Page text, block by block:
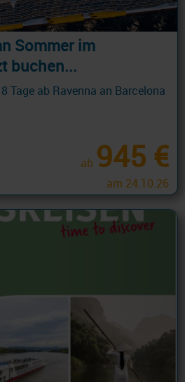
Sommer im
buchen...
Tage ab Ravenna an Barcelona
ab 945 €
am 24.10.26